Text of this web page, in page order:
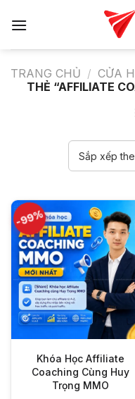
qua
TRANG CHỦ / CỬA
THẺ “AFFILIATE
-99%
Khóa Học Affiliate
Coaching Cùng Huy
Trọng MMO